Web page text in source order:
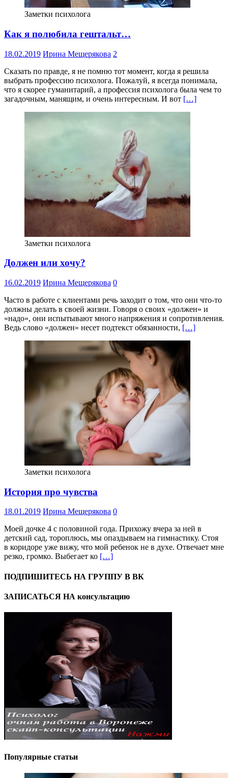
Заметки психолога
Как я полюбила гештальт…
18.02.2019 Ирина Мещерякова 2
Сказать по правде, я не помню тот момент, когда я решила
выбрать профессию психолога. Пожалуй, я всегда понимала,
что я скорее гуманитарий, а профессия психолога была чем то
загадочным, манящим, и очень интересным. И вот […]
Заметки психолога
Должен или хочу?
16.02.2019 Ирина Мещерякова 0
Часто в работе с клиентами речь заходит о том, что они что-то
должны делать в своей жизни. Говоря о своих «должен» и
«надо», они испытывают много напряжения и сопротивления.
Ведь слово «должен» несет подтекст обязанности, […]
Заметки психолога
История про чувства
18.01.2019 Ирина Мещерякова 0
Моей дочке 4 с половиной года. Прихожу вчера за ней в
детский сад, тороплюсь, мы опаздываем на гимнастику. Стоя
в коридоре уже вижу, что мой ребенок не в духе. Отвечает мне
резко, громко. Выбегает ко […]
ПОДПИШИТЕСЬ НА ГРУППУ В ВК
ЗАПИСАТЬСЯ НА консультацию
Популярные статьи